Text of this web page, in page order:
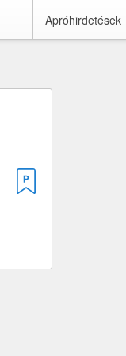
Apróhirdetések